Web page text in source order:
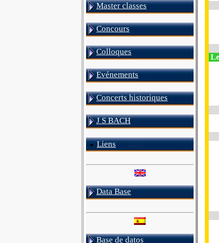
Master classes
Concours
Colloques
Evénements
Concerts historiques
J S BACH
Liens
Data Base
Base de datos